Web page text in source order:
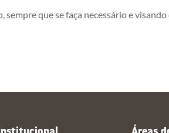
que se faça necessário e